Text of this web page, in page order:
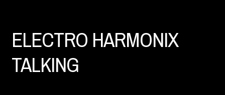
ELECTRO HARMONIX
TALKING